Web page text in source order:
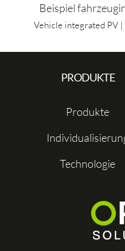
Vehicle integrated PV
PRODUKTE
Produkte
Technologie